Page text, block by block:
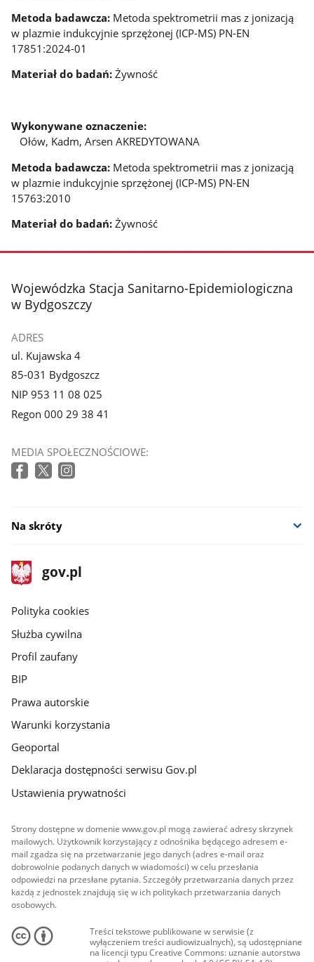
Metoda badawcza: Metoda spektrometrii mas z jonizacją
w plazmie indukcyjnie sprzężonej (ICP-MS) PN-EN
17851:2024-01
Materiał do badań: Żywność
Wykonywane oznaczenie:
Ołów, Kadm, Arsen AKREDYTOWANA
Metoda badawcza: Metoda spektrometrii mas z jonizacją
w plazmie indukcyjnie sprzężonej (ICP-MS) PN-EN
15763:2010
Materiał do badań: Żywność
stopka
Wojewódzka Stacja Sanitarno-Epidemiologiczna
w Bydgoszczy
ADRES
ul. Kujawska 4
85-031 Bydgoszcz
NIP 953 11 08 025
Regon 000 29 38 41
MEDIA SPOŁECZNOŚCIOWE:
Na skróty
stopka
gov.pl
Strona
gov.pl
gov.pl
Polityka cookies
Służba cywilna
Profil zaufany
BIP
Prawa autorskie
Warunki korzystania
Geoportal
Deklaracja dostępności serwisu Gov.pl
Ustawienia prywatności
Strony dostępne w domenie www.gov.pl mogą zawierać adresy skrzynek
mailowych. Użytkownik korzystający z odnośnika będącego adresem e-
mail zgadza się na przetwarzanie jego danych (adres e-mail oraz
dobrowolnie podanych danych w wiadomości) w celu przesłania
odpowiedzi na przesłane pytania. Szczegóły przetwarzania danych przez
każdą z jednostek znajdują się w ich politykach przetwarzania danych
osobowych.
Treści tekstowe publikowane w serwisie (z
wyłączeniem treści audiowizualnych), są udostępniane
na licencji typu Creative Commons: uznanie autorstwa